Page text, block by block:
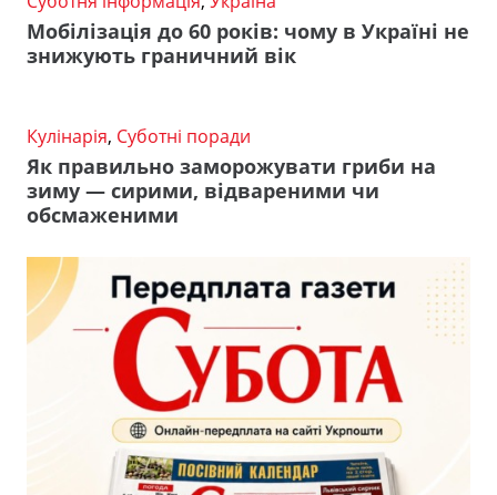
Мобілізація до 60 років: чому в Україні не
знижують граничний вік
Кулінарія, Суботні поради
Як правильно заморожувати гриби на
зиму — сирими, відвареними чи
обсмаженими